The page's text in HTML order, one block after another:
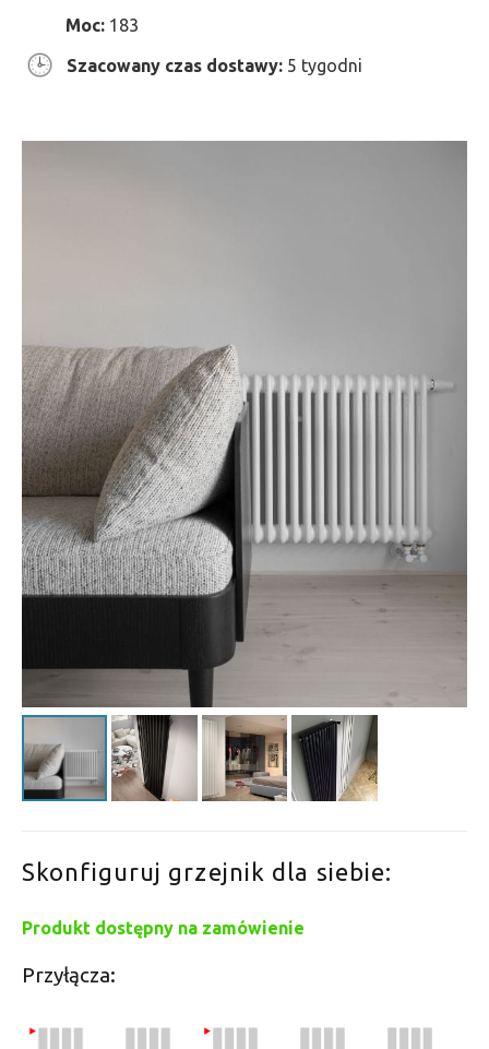
Moc: 183
Szacowany czas dostawy: 5 tygodni
Skonfiguruj grzejnik dla siebie:
Produkt dostępny na zamówienie
Przyłącza: